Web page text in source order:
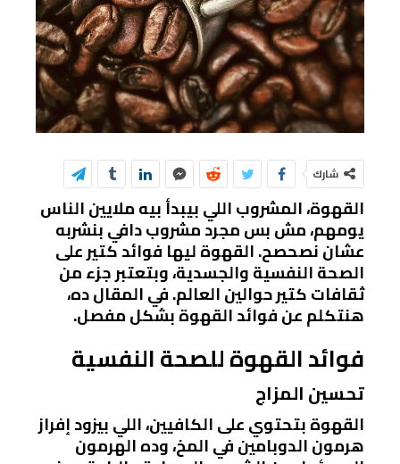
شارك
القهوة، المشروب اللي بيبدأ بيه ملايين الناس
يومهم، مش بس مجرد مشروب دافي بنشربه
عشان نصحصح. القهوة ليها فوائد كتير على
الصحة النفسية والجسدية، وبتعتبر جزء من
ثقافات كتير حوالين العالم. في المقال ده،
هنتكلم عن فوائد القهوة بشكل مفصل.
فوائد القهوة للصحة النفسية
تحسين المزاج
القهوة بتحتوي على الكافيين، اللي بيزود إفراز
هرمون الدوبامين في المخ، وده الهرمون